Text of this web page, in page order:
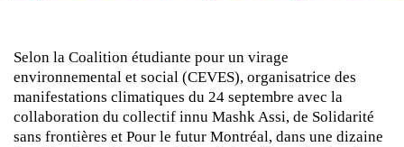
Selon la Coalition étudiante pour un virage
environnemental et social (CEVES), organisatrice des
manifestations climatiques du 24 septembre avec la
collaboration du collectif innu Mashk Assi, de Solidarité
sans frontières et Pour le futur Montréal, dans une dizaine